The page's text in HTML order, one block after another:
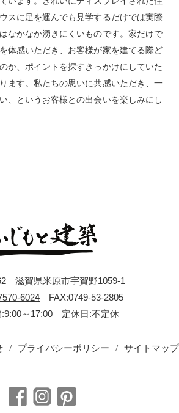
スに足を運んでも見学するだけでは実際
なかなか湧きにくいものです。家だけで
体感いただき、お客様が家を建てる際ど
か、ポイントを探すきっかけにしていた
ます。私たちの思いに共感いただき、一
、というお客様との出会いを楽しみにし
滋賀県米原市宇賀野1059-1
6024 FAX:0749-53-2805
:9:00～17:00 定休日:不定休
プライバシーポリシー サイトマップ